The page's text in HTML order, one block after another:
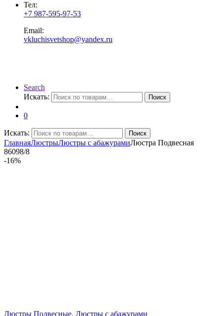
Тел:
+7 987-595-97-53
Email:
vkluchisvetshop@yandex.ru
Search
Искать:
Поиск
0
Искать: Поиск
ГлавнаяЛюстрыЛюстры с абажурамиЛюстра Подвесная
86098/8
-16%
Люстры Подвесные, Люстры с абажурами